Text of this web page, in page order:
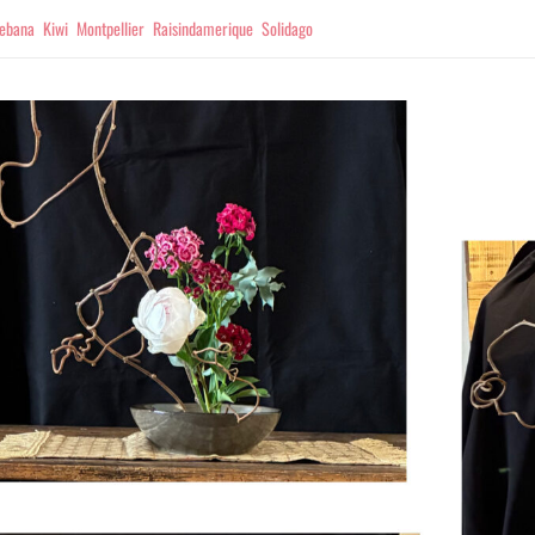
Kiwi Montpellier Raisindamerique Solidago